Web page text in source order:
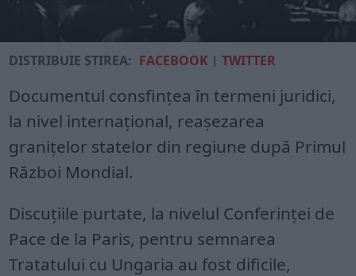
DISTRIBUIE ȘTIREA: FACEBOOK |TWITTER
Documentul consfinţea în termeni juridici,
la nivel internaţional, reaşezarea
graniţelor statelor din regiune după Primul
Război Mondial.
Discuţiile purtate, la nivelul Conferinţei de
Pace de la Paris, pentru semnarea
Tratatului cu Ungaria au fost dificile,